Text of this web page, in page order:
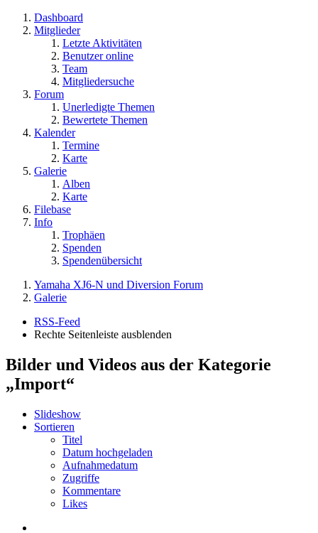
Dashboard
Mitglieder
Letzte Aktivitäten
Benutzer online
Team
Mitgliedersuche
Forum
Unerledigte Themen
Bewertete Themen
Kalender
Termine
Karte
Galerie
Alben
Karte
Filebase
Info
Trophäen
Spenden
Spendenübersicht
Yamaha XJ6-N und Diversion Forum
Galerie
RSS-Feed
Rechte Seitenleiste ausblenden
Bilder und Videos aus der Kategorie
„Import“
Slideshow
Sortieren
Titel
Datum hochgeladen
Aufnahmedatum
Zugriffe
Kommentare
Likes